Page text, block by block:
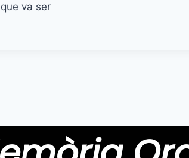
va ser